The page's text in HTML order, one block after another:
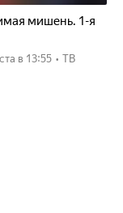
мишень. 1-я
в 13:55 • ТВ